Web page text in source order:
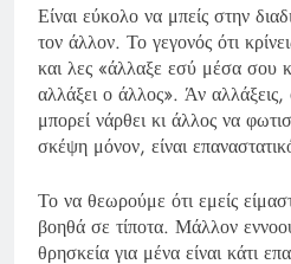
Είναι εύκολο να μπείς στην
τον άλλον. Το γεγονός ότι
και λες «άλλαξε εσύ μέσα σου
αλλάξει ο άλλος». Άν αλλάξεις,
μπορεί νάρθει κι άλλος να
σκέψη μόνον, είναι
Το να θεωρούμε ότι εμείς
βοηθά σε τίποτα. Μάλλον
θρησκεία για μένα είναι κάτι